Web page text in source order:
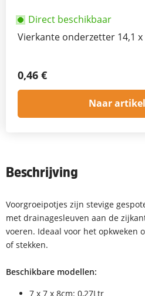
Direct beschikbaar
Vierkante onderzetter 14,1 x
0,46 €
Naar artikel
Beschrijving
Voorgroeipotjes zijn stevige
met drainagesleuven aan de
voeren. Ideaal voor het opkweken
of stekken.
Beschikbare modellen:
7 x 7 x 8cm: 0,27Ltr